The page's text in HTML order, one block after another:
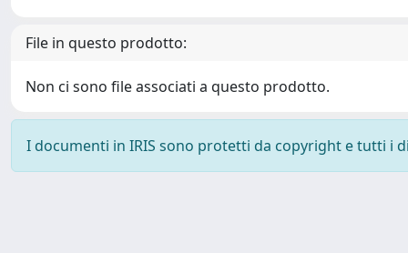
File in questo prodotto:
Non ci sono file associati a questo prodotto.
I documenti in IRIS sono protetti da copyright e tutti i